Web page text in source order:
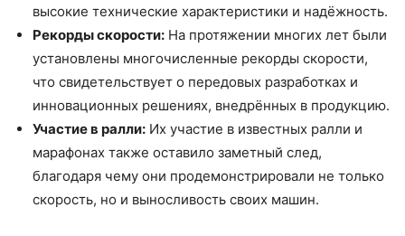
высокие технические характеристики и надёжность.
Рекорды скорости: На протяжении многих лет были
установлены многочисленные рекорды скорости,
что свидетельствует о передовых разработках и
инновационных решениях, внедрённых в продукцию.
Участие в ралли: Их участие в известных ралли и
марафонах также оставило заметный след,
благодаря чему они продемонстрировали не только
скорость, но и выносливость своих машин.